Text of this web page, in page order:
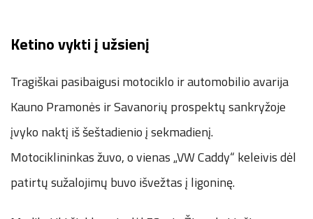
Ketino vykti į užsienį
Tragiškai pasibaigusi motociklo ir automobilio avarija
Kauno Pramonės ir Savanorių prospektų sankryžoje
įvyko naktį iš šeštadienio į sekmadienį.
Motociklininkas žuvo, o vienas „VW Caddy“ keleivis dėl
patirtų sužalojimų buvo išvežtas į ligoninę.